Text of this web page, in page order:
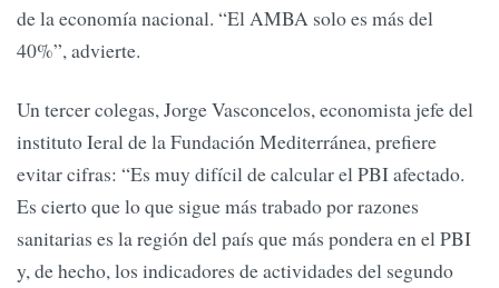
de la economía nacional. “El AMBA solo es más del
40%”, advierte.
Un tercer colegas, Jorge Vasconcelos, economista jefe del
instituto Ieral de la Fundación Mediterránea, prefiere
evitar cifras: “Es muy difícil de calcular el PBI afectado.
Es cierto que lo que sigue más trabado por razones
sanitarias es la región del país que más pondera en el PBI
y, de hecho, los indicadores de actividades del segundo